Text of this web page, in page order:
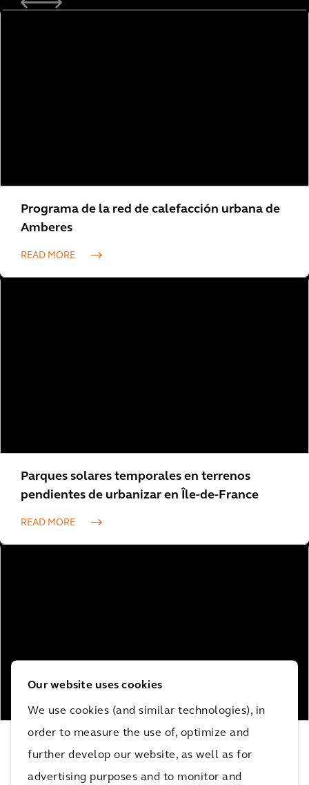
Our website uses cookies
We use cookies (and similar technologies), in
order to measure the use of, optimize and
further develop our website, as well as for
advertising purposes and to monitor and
Programa de la red de calefacción urbana de
Amberes
READ MORE
Parques solares temporales en terrenos
pendientes de urbanizar en Île-de-France
READ MORE
READ MORE